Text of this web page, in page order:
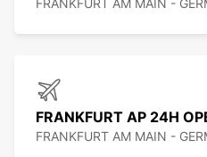
FRANKFURT AP 24H
FRANKFURT AM MAIN -